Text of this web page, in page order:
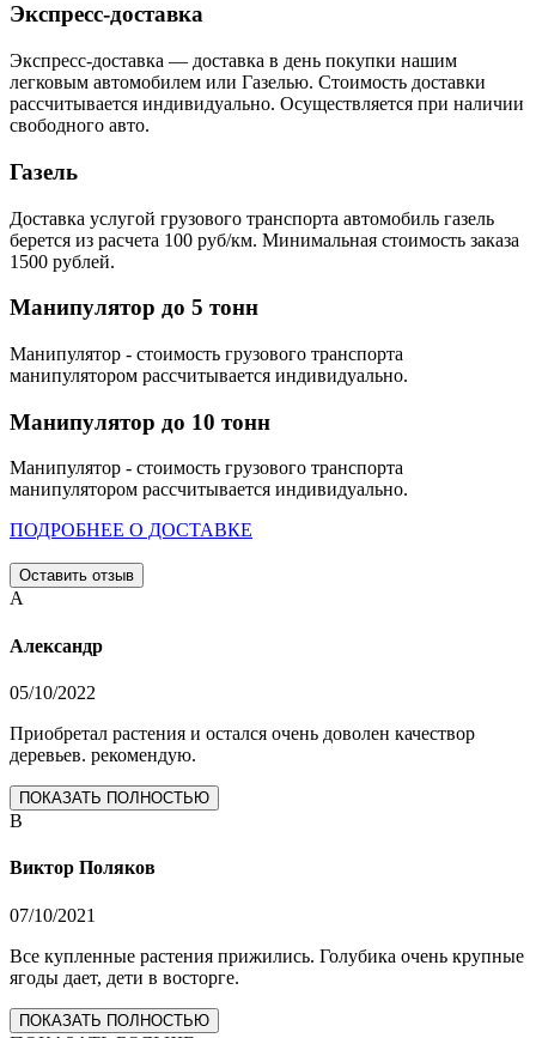
Экспресс-доставка
Экспресс-доставка — доставка в день покупки нашим
легковым автомобилем или Газелью. Стоимость доставки
рассчитывается индивидуально. Осуществляется при наличии
свободного авто.
Газель
Доставка услугой грузового транспорта автомобиль газель
берется из расчета 100 руб/км. Минимальная стоимость заказа
1500 рублей.
Манипулятор до 5 тонн
Манипулятор - стоимость грузового транспорта
манипулятором рассчитывается индивидуально.
Манипулятор до 10 тонн
Манипулятор - стоимость грузового транспорта
манипулятором рассчитывается индивидуально.
ПОДРОБНЕЕ О ДОСТАВКЕ
Оставить отзыв
А
Александр
05/10/2022
Приобретал растения и остался очень доволен качествор
деревьев. рекомендую.
ПОКАЗАТЬ ПОЛНОСТЬЮ
В
Виктор Поляков
07/10/2021
Все купленные растения прижились. Голубика очень крупные
ягоды дает, дети в восторге.
ПОКАЗАТЬ ПОЛНОСТЬЮ